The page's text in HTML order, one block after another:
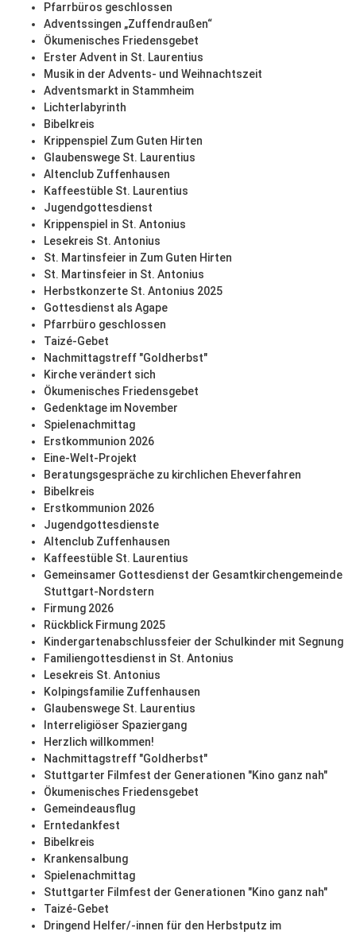
Pfarrbüros geschlossen
Adventssingen „Zuffendraußen“
Ökumenisches Friedensgebet
Erster Advent in St. Laurentius
Musik in der Advents- und Weihnachtszeit
Adventsmarkt in Stammheim
Lichterlabyrinth
Bibelkreis
Krippenspiel Zum Guten Hirten
Glaubenswege St. Laurentius
Altenclub Zuffenhausen
Kaffeestüble St. Laurentius
Jugendgottesdienst
Krippenspiel in St. Antonius
Lesekreis St. Antonius
St. Martinsfeier in Zum Guten Hirten
St. Martinsfeier in St. Antonius
Herbstkonzerte St. Antonius 2025
Gottesdienst als Agape
Pfarrbüro geschlossen
Taizé-Gebet
Nachmittagstreff "Goldherbst"
Kirche verändert sich
Ökumenisches Friedensgebet
Gedenktage im November
Spielenachmittag
Erstkommunion 2026
Eine-Welt-Projekt
Beratungsgespräche zu kirchlichen Eheverfahren
Bibelkreis
Erstkommunion 2026
Jugendgottesdienste
Altenclub Zuffenhausen
Kaffeestüble St. Laurentius
Gemeinsamer Gottesdienst der Gesamtkirchengemeinde
Stuttgart-Nordstern
Firmung 2026
Rückblick Firmung 2025
Kindergartenabschlussfeier der Schulkinder mit Segnung
Familiengottesdienst in St. Antonius
Lesekreis St. Antonius
Kolpingsfamilie Zuffenhausen
Glaubenswege St. Laurentius
Interreligiöser Spaziergang
Herzlich willkommen!
Nachmittagstreff "Goldherbst"
Stuttgarter Filmfest der Generationen "Kino ganz nah"
Ökumenisches Friedensgebet
Gemeindeausflug
Erntedankfest
Bibelkreis
Krankensalbung
Spielenachmittag
Stuttgarter Filmfest der Generationen "Kino ganz nah"
Taizé-Gebet
Dringend Helfer/-innen für den Herbstputz im